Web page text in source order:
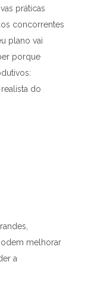
práticas
concorrentes
plano vai
porque
do
melhorar
a